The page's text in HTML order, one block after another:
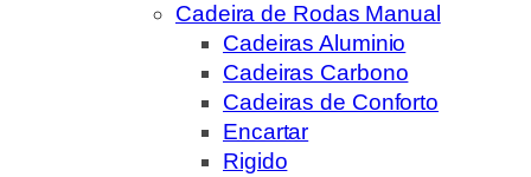
Cadeira de Rodas Manual
Cadeiras Aluminio
Cadeiras Carbono
Cadeiras de Conforto
Encartar
Rigido